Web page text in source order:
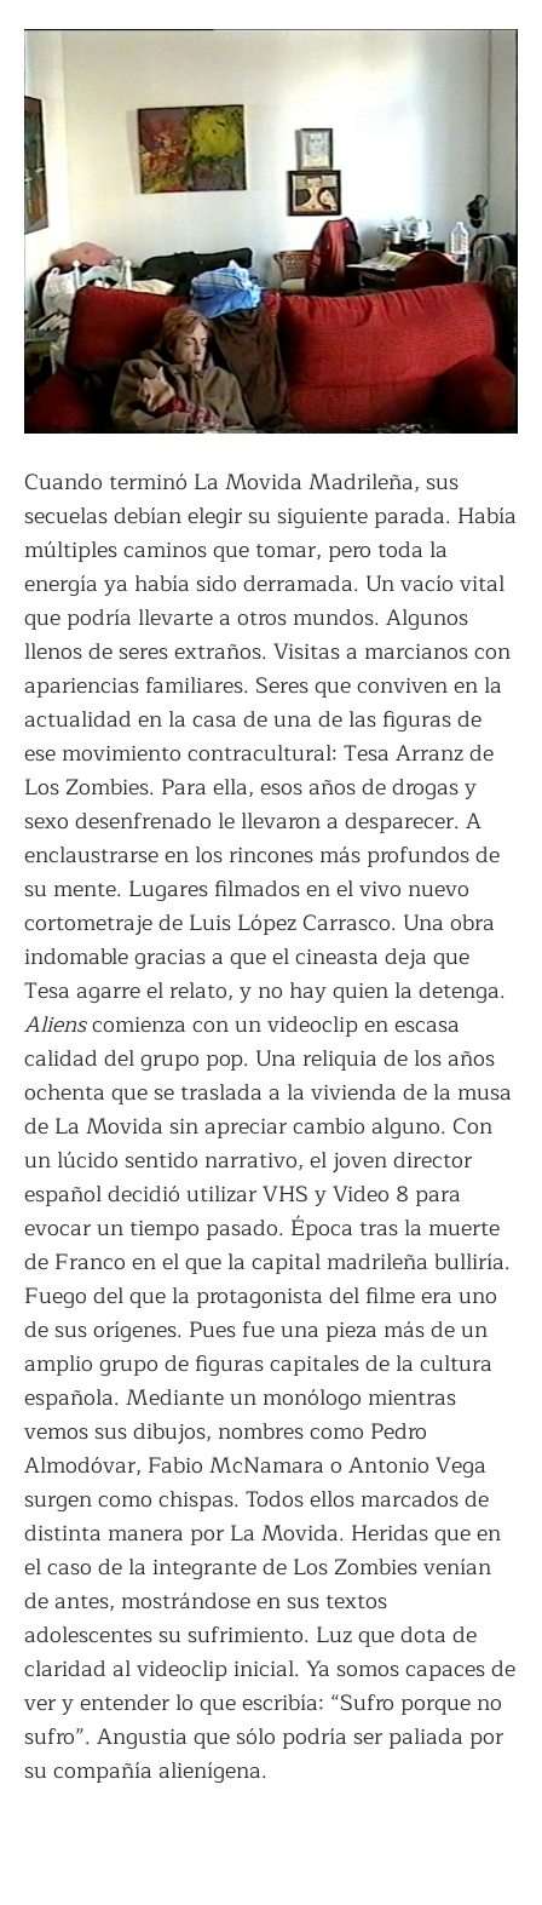
Cuando terminó La Movida Madrileña, sus
secuelas debían elegir su siguiente parada. Había
múltiples caminos que tomar, pero toda la
energía ya había sido derramada. Un vacío vital
que podría llevarte a otros mundos. Algunos
llenos de seres extraños. Visitas a marcianos con
apariencias familiares. Seres que conviven en la
actualidad en la casa de una de las figuras de
ese movimiento contracultural: Tesa Arranz de
Los Zombies. Para ella, esos años de drogas y
sexo desenfrenado le llevaron a desparecer. A
enclaustrarse en los rincones más profundos de
su mente. Lugares filmados en el vivo nuevo
cortometraje de Luis López Carrasco. Una obra
indomable gracias a que el cineasta deja que
Tesa agarre el relato, y no hay quien la detenga.
Alienscomienza con un videoclip en escasa
calidad del grupo pop. Una reliquia de los años
ochenta que se traslada a la vivienda de la musa
de La Movida sin apreciar cambio alguno. Con
un lúcido sentido narrativo, el joven director
español decidió utilizar VHS y Video 8 para
evocar un tiempo pasado. Época tras la muerte
de Franco en el que la capital madrileña bulliría.
Fuego del que la protagonista del filme era uno
de sus orígenes. Pues fue una pieza más de un
amplio grupo de figuras capitales de la cultura
española. Mediante un monólogo mientras
vemos sus dibujos, nombres como Pedro
Almodóvar, Fabio McNamara o Antonio Vega
surgen como chispas. Todos ellos marcados de
distinta manera por La Movida. Heridas que en
el caso de la integrante de Los Zombies venían
de antes, mostrándose en sus textos
adolescentes su sufrimiento. Luz que dota de
claridad al videoclip inicial. Ya somos capaces de
ver y entender lo que escribía: “Sufro porque no
sufro”. Angustia que sólo podría ser paliada por
su compañía alienígena.